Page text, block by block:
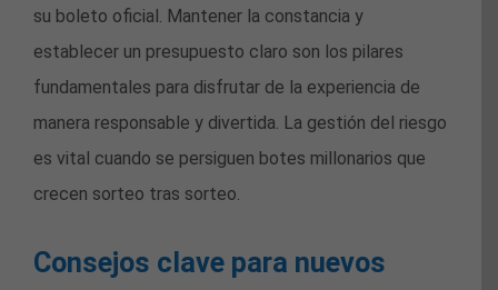
su boleto oficial. Mantener la constancia y
establecer un presupuesto claro son los pilares
fundamentales para disfrutar de la experiencia de
manera responsable y divertida. La gestión del riesgo
es vital cuando se persiguen botes millonarios que
crecen sorteo tras sorteo.
Consejos clave para nuevos